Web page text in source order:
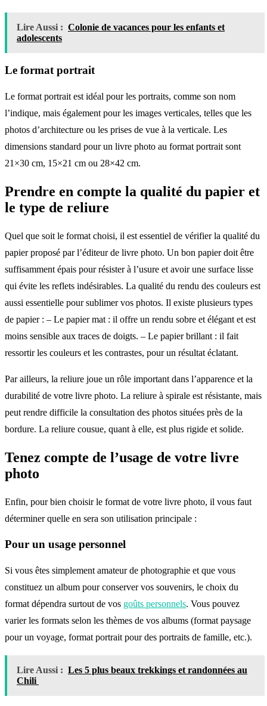
Lire Aussi : Colonie de vacances pour les enfants et
adolescents
Le format portrait
Le format portrait est idéal pour les portraits, comme son nom
l’indique, mais également pour les images verticales, telles que les
photos d’architecture ou les prises de vue à la verticale. Les
dimensions standard pour un livre photo au format portrait sont
21×30 cm, 15×21 cm ou 28×42 cm.
Prendre en compte la qualité du papier et
le type de reliure
Quel que soit le format choisi, il est essentiel de vérifier la qualité du
papier proposé par l’éditeur de livre photo. Un bon papier doit être
suffisamment épais pour résister à l’usure et avoir une surface lisse
qui évite les reflets indésirables. La qualité du rendu des couleurs est
aussi essentielle pour sublimer vos photos. Il existe plusieurs types
de papier : – Le papier mat : il offre un rendu sobre et élégant et est
moins sensible aux traces de doigts. – Le papier brillant : il fait
ressortir les couleurs et les contrastes, pour un résultat éclatant.
Par ailleurs, la reliure joue un rôle important dans l’apparence et la
durabilité de votre livre photo. La reliure à spirale est résistante, mais
peut rendre difficile la consultation des photos situées près de la
bordure. La reliure cousue, quant à elle, est plus rigide et solide.
Tenez compte de l’usage de votre livre
photo
Enfin, pour bien choisir le format de votre livre photo, il vous faut
déterminer quelle en sera son utilisation principale :
Pour un usage personnel
Si vous êtes simplement amateur de photographie et que vous
constituez un album pour conserver vos souvenirs, le choix du
format dépendra surtout de vos goûts personnels. Vous pouvez
varier les formats selon les thèmes de vos albums (format paysage
pour un voyage, format portrait pour des portraits de famille, etc.).
Lire Aussi : Les 5 plus beaux trekkings et randonnées au
Chili